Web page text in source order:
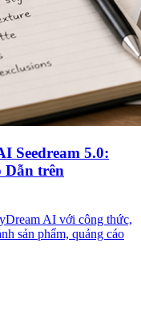
Seedream 5.0:
trên
AI với công thức,
sản phẩm, quảng cáo